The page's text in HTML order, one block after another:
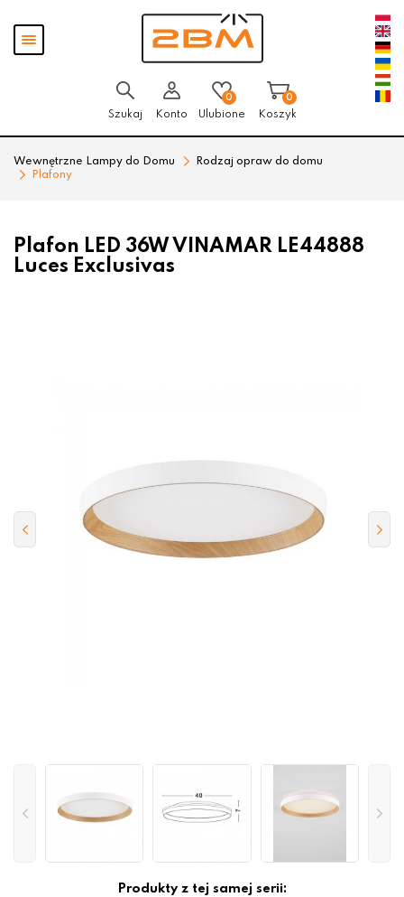
Pokaż
menu
Szukaj Konto
0
Ulubione
0
Koszyk
Wewnętrzne Lampy do Domu
Rodzaj opraw do domu
Plafony
Plafon LED 36W VINAMAR LE44888
Luces Exclusivas
Produkty z tej samej serii: